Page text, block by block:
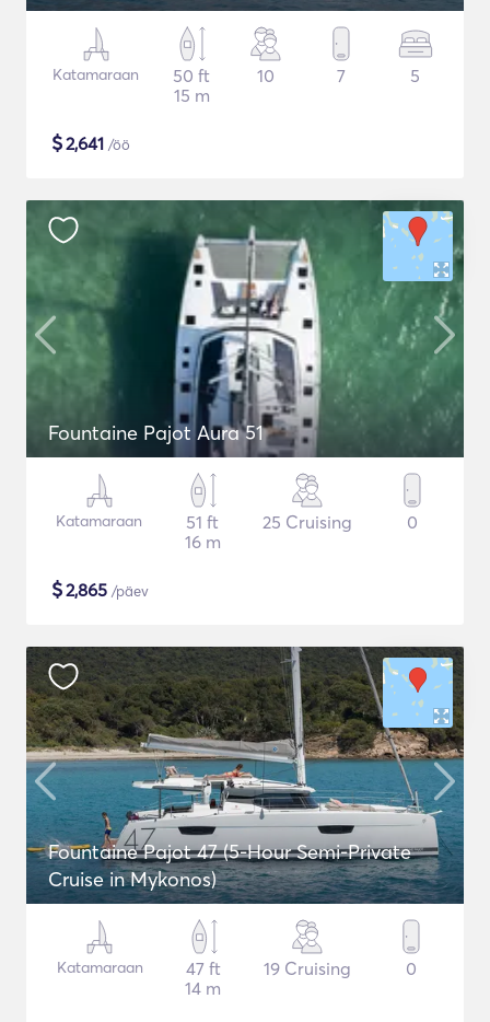
Katamaraan
50 ft
15 m
10 7 5
$2,641 /öö
Fountaine Pajot Aura 51
Katamaraan
51 ft
16 m
25 Cruising 0
$2,865 /päev
Fountaine Pajot 47 (5-Hour Semi-Private
Cruise in Mykonos)
Katamaraan
47 ft
14 m
19 Cruising 0